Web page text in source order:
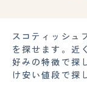
スコティッシュ
を探せます。近
好みの特徴で探
け安い値段で探